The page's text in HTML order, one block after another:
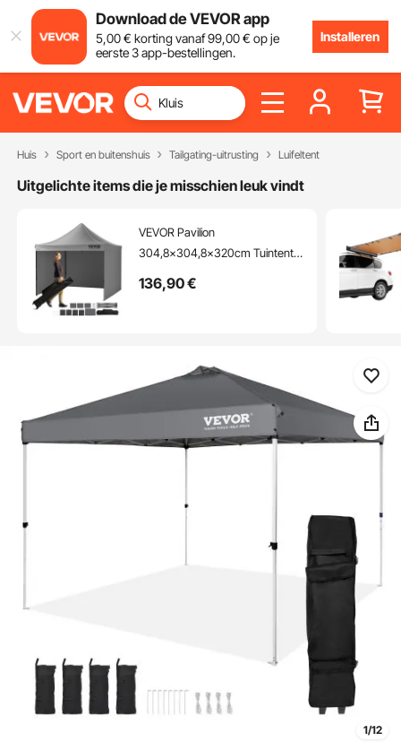
Download de VEVOR app
5,00€ korting vanaf99,00€ op je
eerste 3 app-bestellingen.
Installeren
Huis Sport en buitenshuis Tailgating-uitrusting Luifeltent
Uitgelichte items die je misschien leuk vindt
VEVOR Pavilion
304,8x304,8x320cm Tuintent
Opvouwbare Paviljoen Hoogte
Tuinpaviljoen voor Kampeertrip
136,90€
1/12